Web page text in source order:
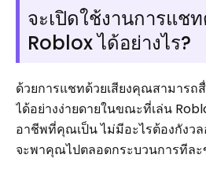
จะเปิดใช้งานการแช
Roblox ได้อย่างไร?
ด้วยการแชทด้วยเสียงคุณสามาร
ได้อย่างง่ายดายในขณะที่เล่น
อาชีพที่คุณเป็น ไม่มีอะไรต้องกังว
จะพาคุณไปตลอดกระบวนการทีล